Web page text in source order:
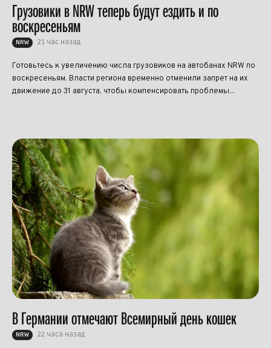
Грузовики в NRW теперь будут ездить и по
воскресеньям
NRW 21 час назад
Готовьтесь к увеличению числа грузовиков на автобанах NRW по
воскресеньям. Власти региона временно отменили запрет на их
движение до 31 августа, чтобы компенсировать проблемы...
В Германии отмечают Всемирный день кошек
NRW 22 часа назад